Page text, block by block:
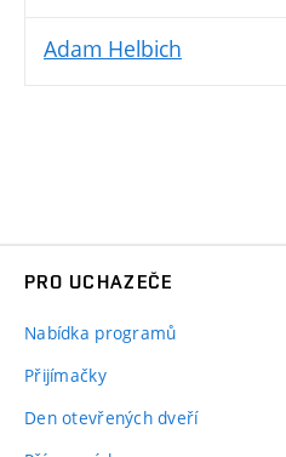
Adam Helbich
PRO UCHAZEČE
Nabídka programů
Přijímačky
Den otevřených dveří